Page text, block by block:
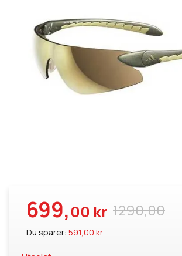
1290,00
699,00 kr
Du sparer: 591,00 kr